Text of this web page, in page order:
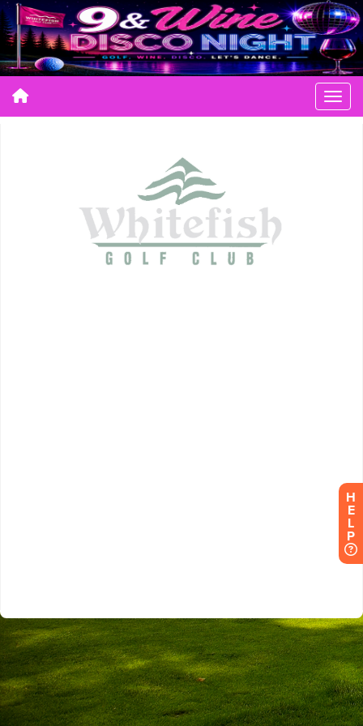
H
E
L
P